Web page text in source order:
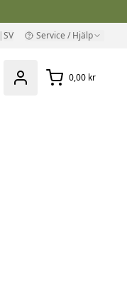
|SV Service / Hjälp
0,00 kr